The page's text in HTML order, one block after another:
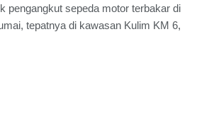
pengangkut sepeda motor terbakar di
tepatnya di kawasan Kulim KM 6,